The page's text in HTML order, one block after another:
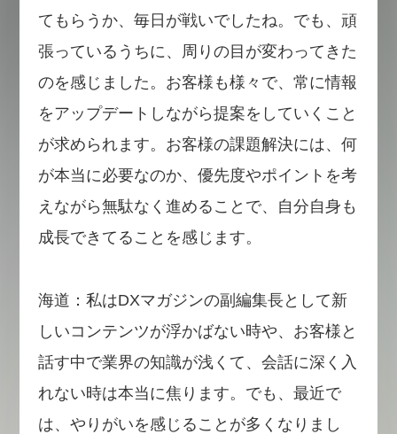
てもらうか、毎日が戦いでしたね。でも、頑
張っているうちに、周りの目が変わってきた
のを感じました。お客様も様々で、常に情報
をアップデートしながら提案をしていくこと
が求められます。お客様の課題解決には、何
が本当に必要なのか、優先度やポイントを考
えながら無駄なく進めることで、自分自身も
成長できてることを感じます。
海道：私はDXマガジンの副編集長として新
しいコンテンツが浮かばない時や、お客様と
話す中で業界の知識が浅くて、会話に深く入
れない時は本当に焦ります。でも、最近で
は、やりがいを感じることが多くなりまし